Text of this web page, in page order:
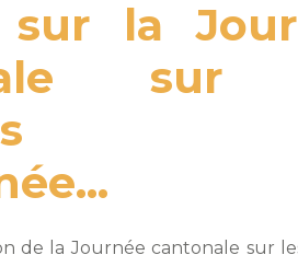
sur la
sur
de la Journée cantonale sur